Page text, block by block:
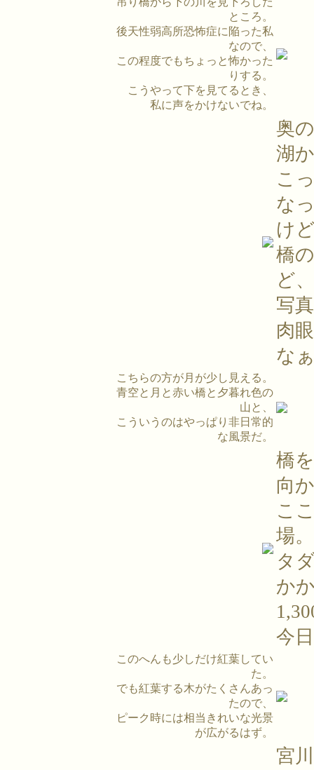
ところ。
後天性弱高所恐怖症に陥った私
なので、
この程度でもちょっと怖かった
りする。
こうやって下を見てるとき、
私に声をかけないでね。
奥
湖
こ
な
け
橋
ど、
写
肉
な
こちらの方が月が少し見える。
青空と月と赤い橋と夕暮れ色の
山と、
こういうのはやっぱり非日常的
な風景だ。
橋
向
こ
場。
タ
か
今
このへんも少しだけ紅葉してい
た。
でも紅葉する木がたくさんあっ
たので、
ピーク時には相当きれいな光景
が広がるはず。
宮